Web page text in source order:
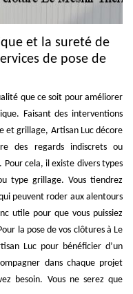
et la sureté de
de pose de
que ce soit pour améliorer
Faisant des interventions
et grillage, Artisan Luc décore
des regards indiscrets ou
cela, il existe divers types
type grillage. Vous tiendrez
peuvent roder aux alentours
utile pour que vous puissiez
la pose de vos clôtures à Le
Luc pour bénéficier d’un
dans chaque projet
besoin. Vous ne serez que